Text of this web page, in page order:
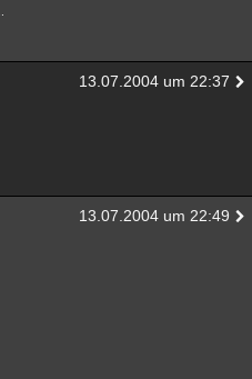
13.07.2004 um 22:37
13.07.2004 um 22:49